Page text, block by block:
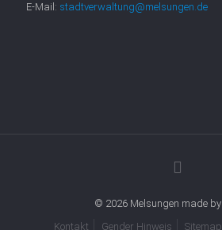
E-Mail: stadtverwaltung@melsungen.de
© 2026 Melsungen made by
Kontakt
Gender Hinweis Sitemap